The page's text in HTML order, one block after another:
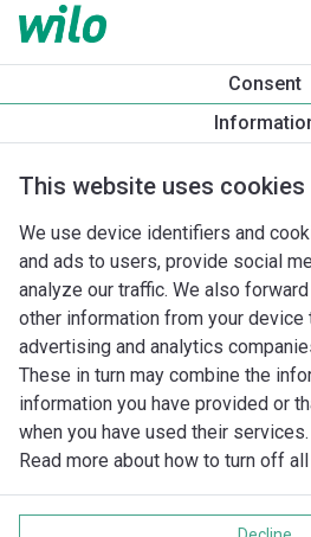
Consent
This website uses cookies
We use device identifiers and
and ads to users, provide social
analyze our traffic. We also
other information from your device
advertising and analytics
These in turn may combine the
information you have provided or
when you have used their services.
Read more about how to turn off
Informace o produktu
Imprint
Ochrana soukromí